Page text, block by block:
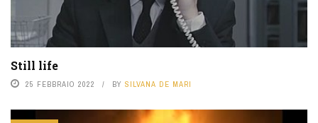
Still life
25 FEBBRAIO 2022 BY SILVANA DE MARI